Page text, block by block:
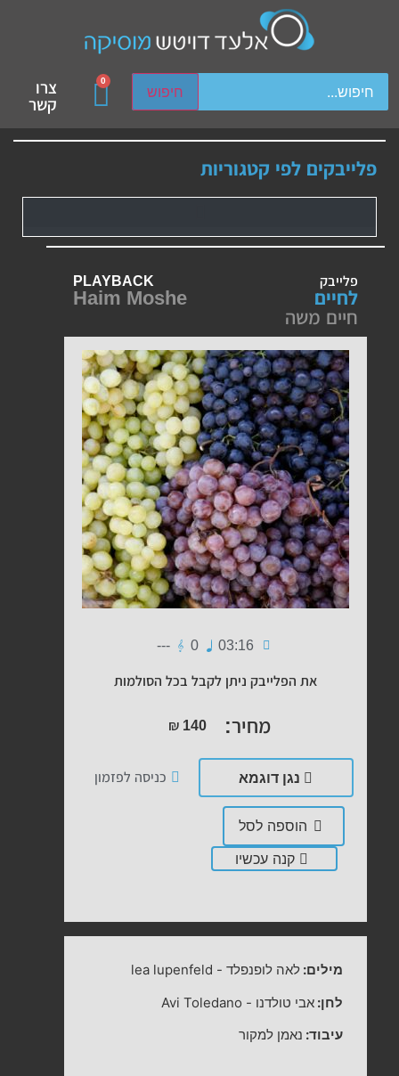
חיפוש
device users, explore by touch or with swipe gestures.
0
צרו
קשר
פלייבקים לפי קטגוריות
פלייבק
לחיים
חיים משה
PLAYBACK
Haim Moshe
03:16
0
---
את הפלייבק ניתן לקבל בכל הסולמות
מחיר: ₪140
נגן דוגמא כניסה לפזמון
הוספה לסל
קנה עכשיו
מילים:לאה לופנפלד -
lea lupenfeld
לחן:אבי טולדנו -
Avi Toledano
עיבוד: נאמן למקור